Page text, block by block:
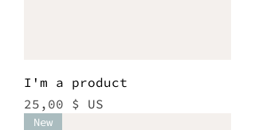
I'm a product
Prix
25,00 $ US
New